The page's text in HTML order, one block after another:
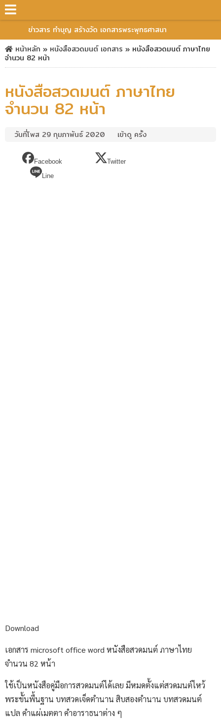
ข่าวสาร ทำบุญ สร้างวัด เอกสารพระพุทธศาสนา
หน้าหลัก » หนังสือสวดมนต์ เอกสาร » หนังสือสวดมนต์ ภาษาไทย
จำนวน 82 หน้า
หนังสือสวดมนต์ ภาษาไทย
จำนวน 82 หน้า
วันที่โพส 29 กุมภาพันธ์ 2020 เข้าดู ครั้ง
Facebook
Twitter
Line
Download
เอกสาร microsoft office word หนังสือสวดมนต์ ภาษาไทย
จำนวน 82 หน้า
ใช้เป็นหนังสือคู่มือการสวดมนต์ได้เลย มีหมดตั้งแต่สวดมนต์ไหว้
พระขั้นพื้นฐาน บทสวดเจ็ดตำนาน สิบสองตำนาน บทสวดมนต์
แปล คำแผ่เมตตา คำอาราธนาต่าง ๆ